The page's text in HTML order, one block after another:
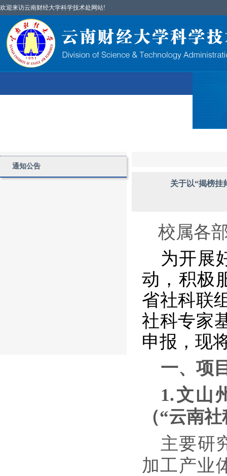
欢迎来访云南财经大学科学技术处网站!
通知公告
关于以“揭榜挂
校属各
为开展
动，积极
省社科联
社科专家
申报，现
一、 项
1.文山
（“云南
主要研
加工产业